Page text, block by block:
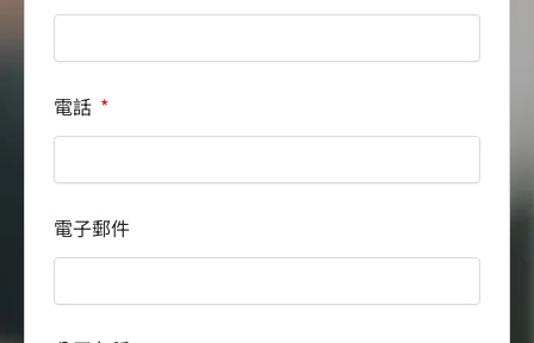
電話
電子郵件